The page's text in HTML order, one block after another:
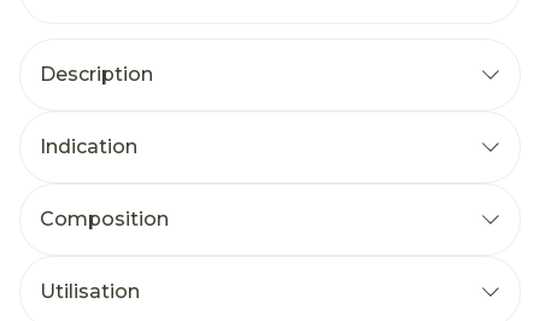
Description
Indication
Composition
Utilisation